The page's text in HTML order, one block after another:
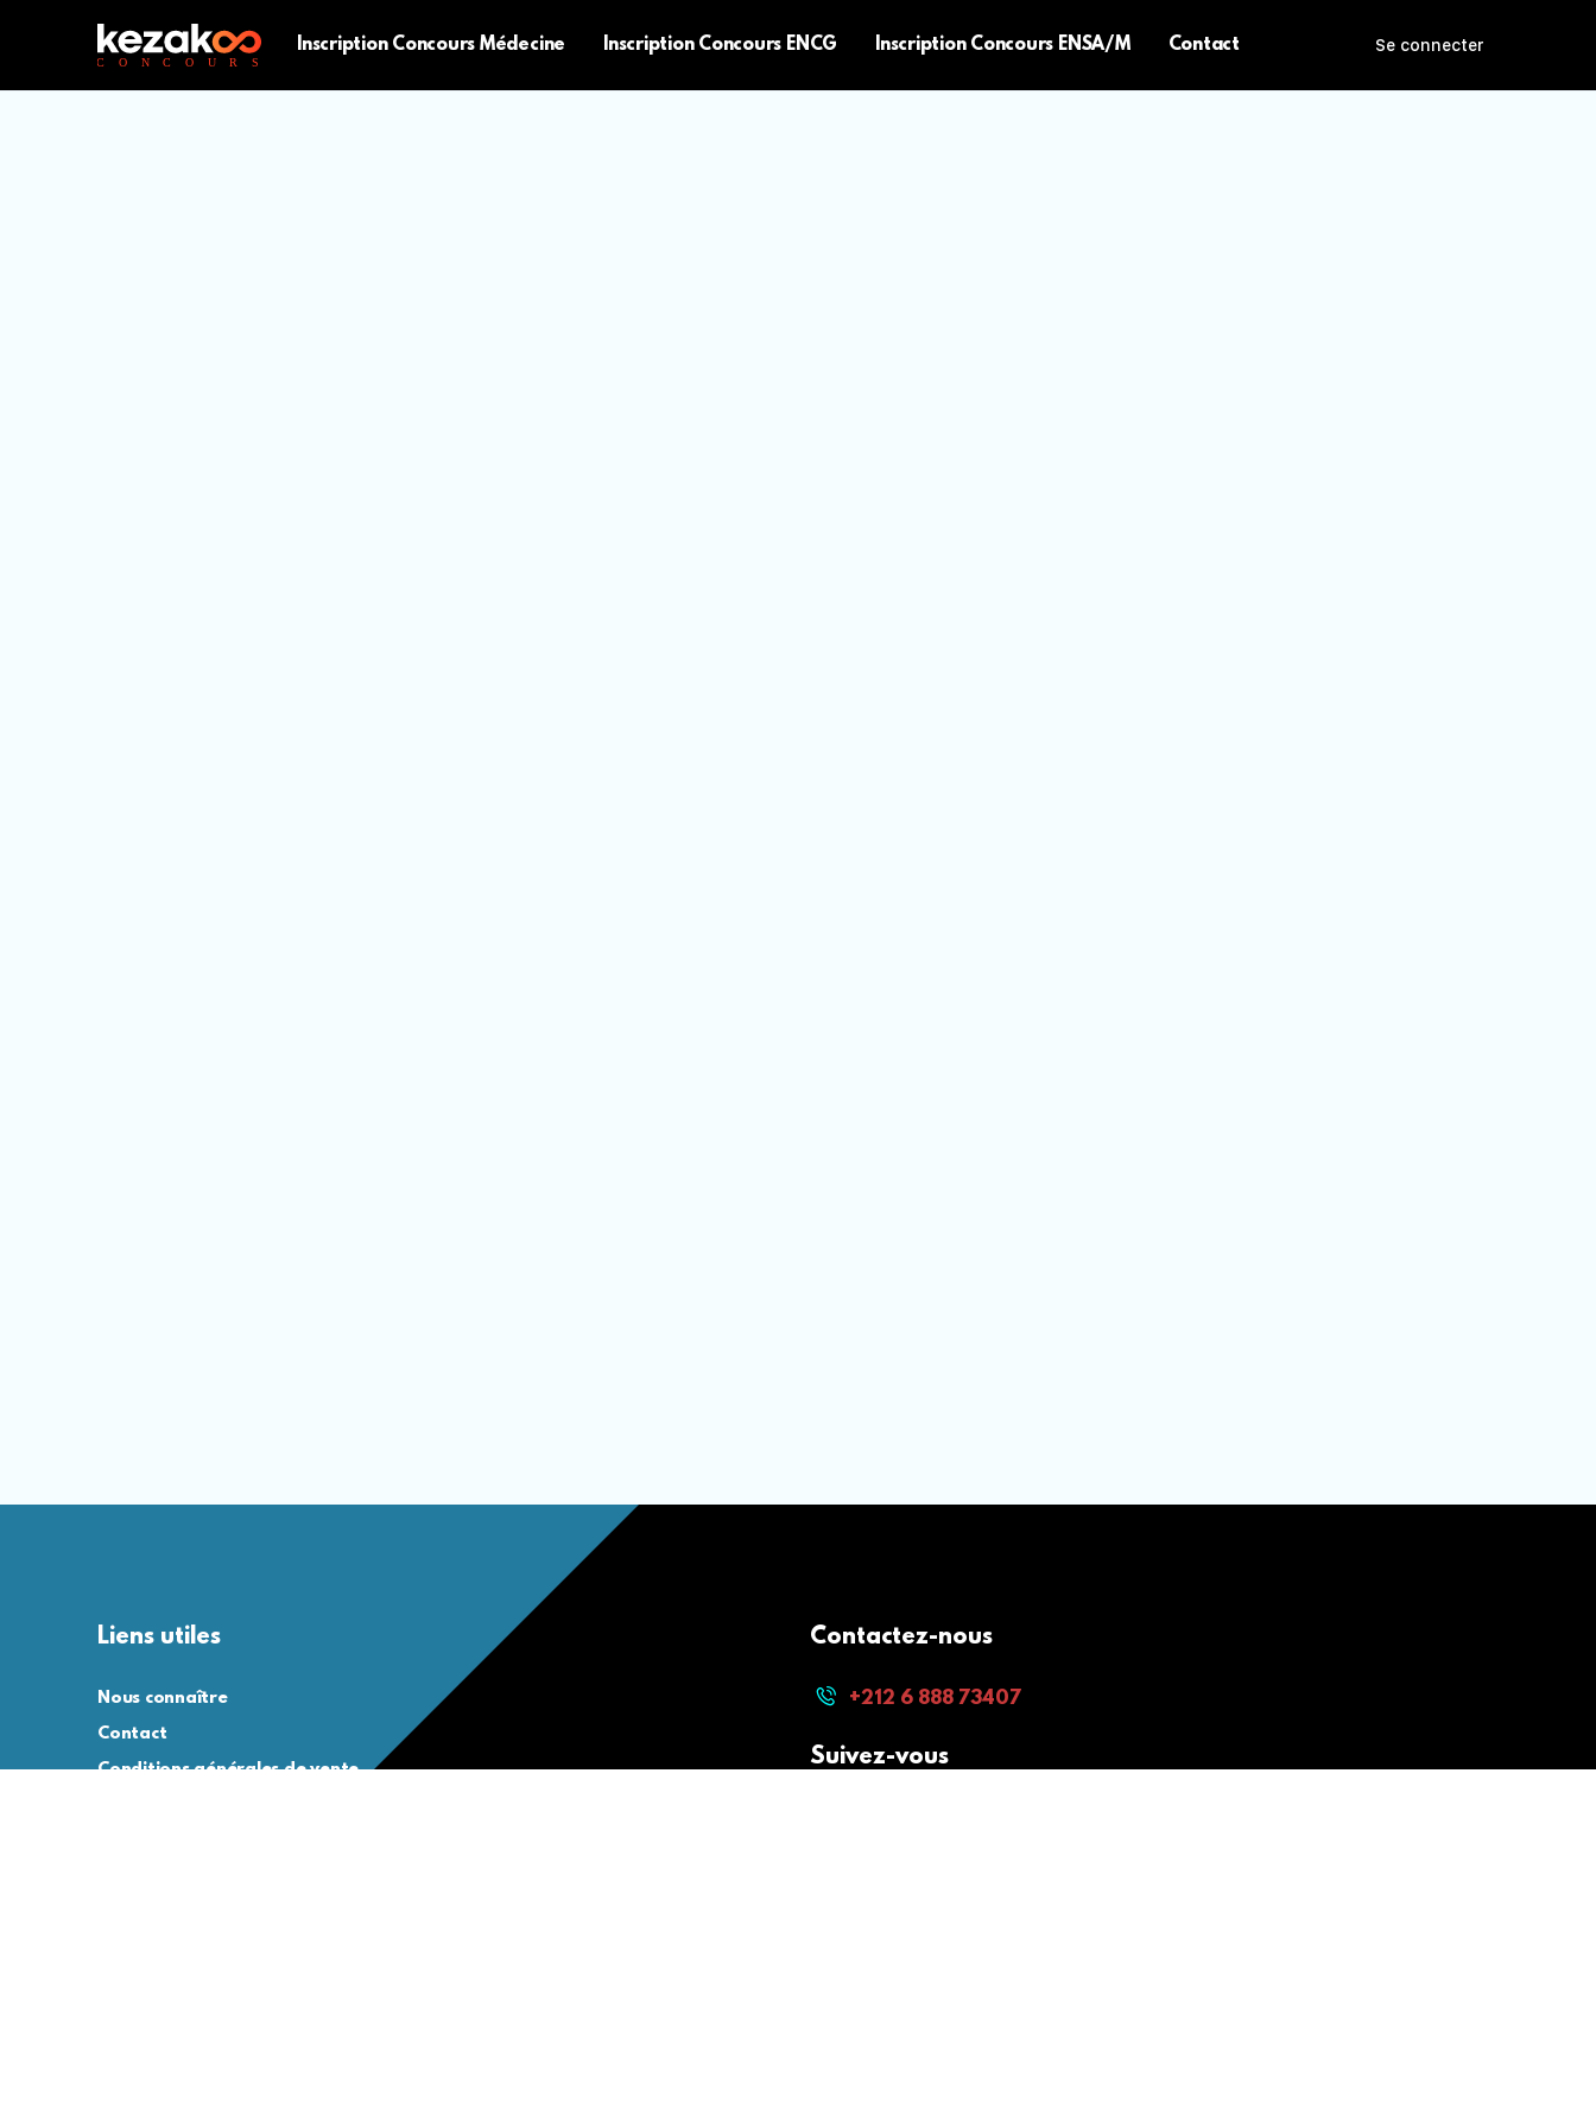
Inscription Concours Médecine Inscription Concours ENCG Inscription Concours ENSA/M Contact Se connecter
Liens utiles
Nous connaître
Contact
Conditions générales de vente
Contactez-nous
+212 6 888 73407
Suivez-vous